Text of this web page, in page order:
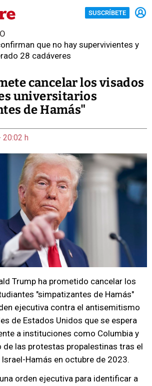
SUSCRÍBETE
que no hay supervivientes y
28 cadáveres
cancelar los visados
universitarios
de Hamás"
20:02 h
Trump ha prometido cancelar los
"simpatizantes de Hamás"
ejecutiva contra el antisemitismo
de Estados Unidos que se espera
a instituciones como Columbia y
de las protestas propalestinas tras el
Hamás en octubre de 2023.
orden ejecutiva para identificar a